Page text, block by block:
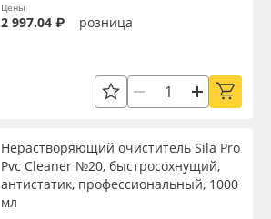
Цены
2 997.04 ₽ розница
Нерастворяющий очиститель Sila Pro
Pvc Cleaner №20, быстросохнущий,
антистатик, профессиональный, 1000
мл